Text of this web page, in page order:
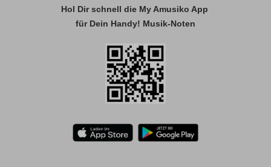
Hol Dir schnell die My Amusiko App
für Dein Handy! Musik-Noten